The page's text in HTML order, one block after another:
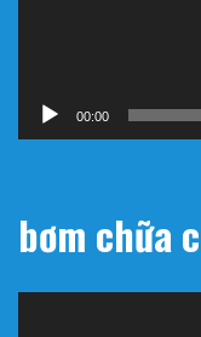
00:00
bơm chữa